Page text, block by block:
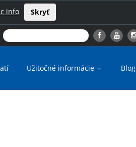
info Skryť
Užitočné informácie Blog